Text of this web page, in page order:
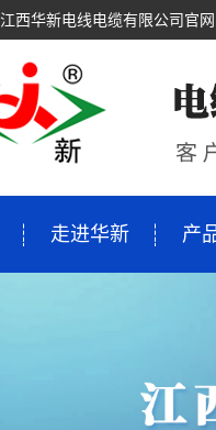
西华新电线电缆有限公司官网
走进华新 产